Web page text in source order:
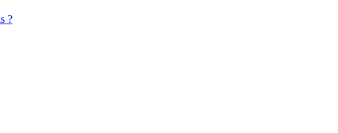
?